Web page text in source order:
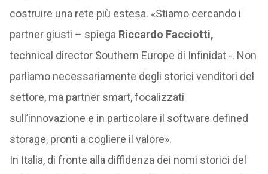
costruire una rete più estesa. «Stiamo cercando i
partner giusti – spiega Riccardo Facciotti,
technical director Southern Europe di Infinidat -. Non
parliamo necessariamente degli storici venditori del
settore, ma partner smart, focalizzati
sull’innovazione e in particolare il software defined
storage, pronti a cogliere il valore».
In Italia, di fronte alla diffidenza dei nomi storici del